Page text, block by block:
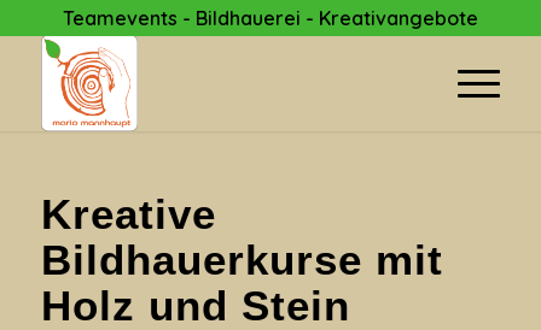
Teamevents - Bildhauerei - Kreativangebote
Kreative
Bildhauerkurse mit
Holz und Stein